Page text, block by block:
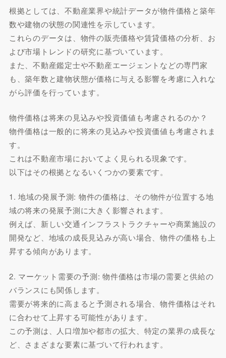
根拠としては、不動産業界や統計データが物件価格と築年
数や建物の状態の関連性を示しています。
これらのデータは、物件の販売価格や賃貸価格の分析、お
よび市場トレンドの研究に基づいています。
また、不動産鑑定士や不動産エージェントなどの専門家
も、築年数と建物状態が価格に与える影響を考慮に入れな
がら評価を行っています。
物件価格は将来の見込みや投資価値も考慮されるのか？
物件価格は一般的に将来の見込みや投資価値も考慮されま
す。
これは不動産市場においてよく見られる現象です。
以下はその根拠となるいくつかの要素です。
1. 地域の発展予測: 物件の価格は、その物件が位置する地
域の将来の発展予測に大きく影響されます。
例えば、新しい交通インフラストラクチャーや商業施設の
開発など、地域の成長見込みが高い場合、物件の価格も上
昇する傾向があります。
2. マーケット需要の予測: 物件価格は市場の需要と供給の
バランスにも関係します。
需要が将来的に高まると予測される場合、物件価格はそれ
に合わせて上昇する可能性があります。
この予測は、人口増加や都市の拡大、特定の業界の成長な
ど、さまざまな要素に基づいて行われます。